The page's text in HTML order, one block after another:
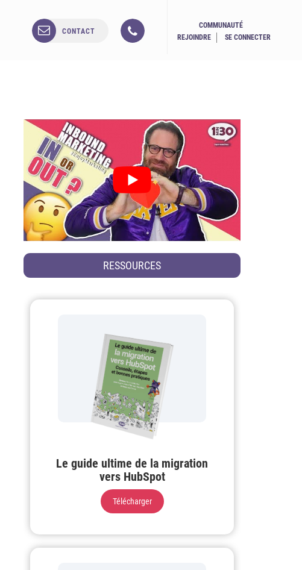
CONTACT
COMMUNAUTÉ
REJOINDRE
SE CONNECTER
RESSOURCES
Le guide ultime de la migration
vers HubSpot
Télécharger